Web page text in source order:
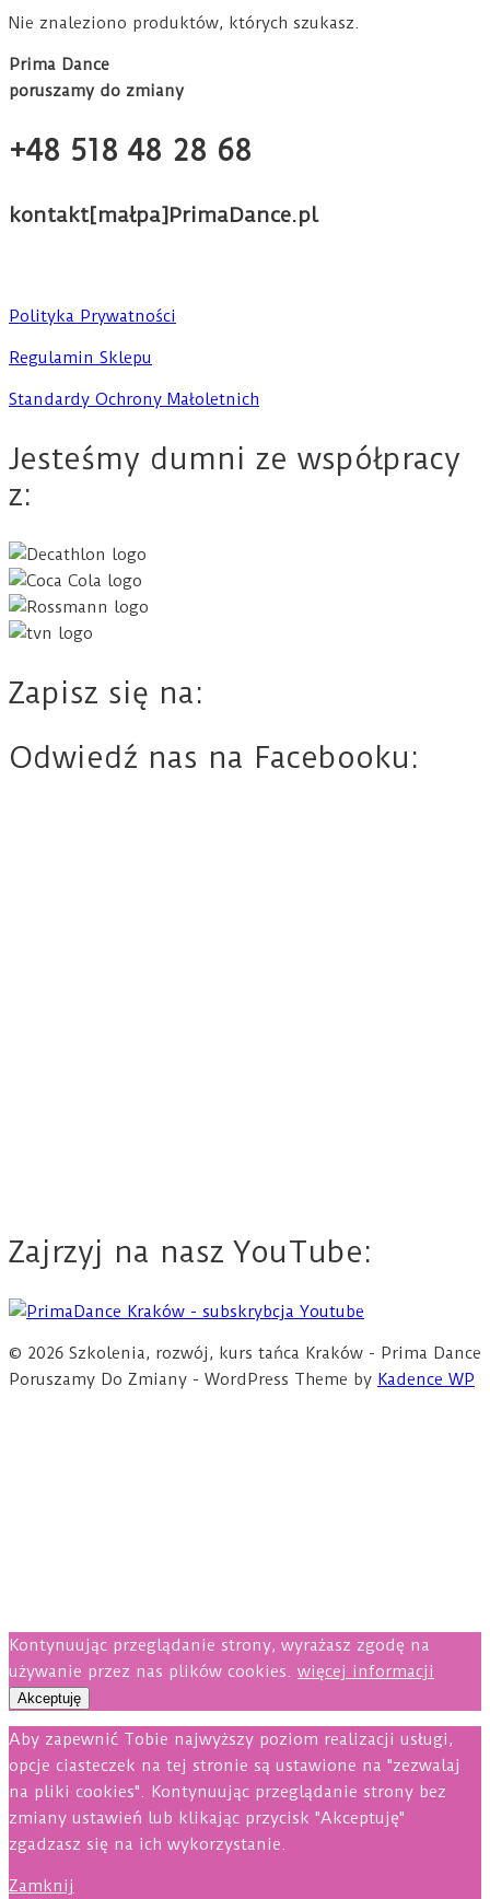
Nie znaleziono produktów, których szukasz.
Prima Dance
poruszamy do zmiany
+48 518 48 28 68
kontakt[małpa]PrimaDance.pl
Polityka Prywatności
Regulamin Sklepu
Standardy Ochrony Małoletnich
Jesteśmy dumni ze współpracy
z:
Zapisz się na:
Odwiedź nas na Facebooku:
Zajrzyj na nasz YouTube:
© 2026 Szkolenia, rozwój, kurs tańca Kraków - Prima Dance
Poruszamy Do Zmiany - WordPress Theme by Kadence WP
Kontynuując przeglądanie strony, wyrażasz zgodę na
używanie przez nas plików cookies. więcej informacji
Akceptuję
Aby zapewnić Tobie najwyższy poziom realizacji usługi,
opcje ciasteczek na tej stronie są ustawione na "zezwalaj
na pliki cookies". Kontynuując przeglądanie strony bez
zmiany ustawień lub klikając przycisk "Akceptuję"
zgadzasz się na ich wykorzystanie.
Zamknij